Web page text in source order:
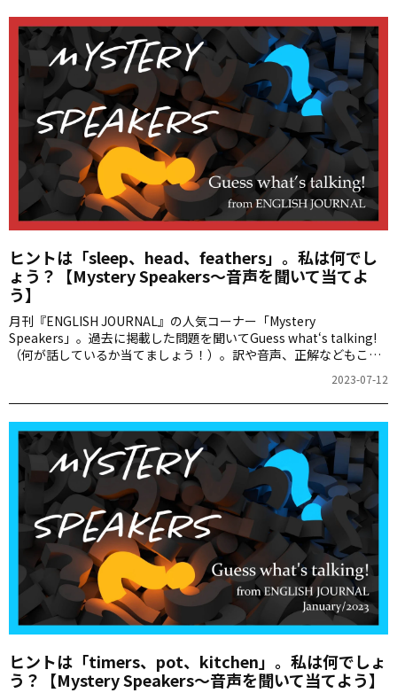
ヒントは「sleep、head、feathers」。私は何でし
ょう？【Mystery Speakers～音声を聞いて当てよ
う】
月刊『ENGLISH JOURNAL』の人気コーナー「Mystery
Speakers」。過去に掲載した問題を聞いてGuess what‘s talking!
（何が話しているか当てましょう！）。訳や音声、正解などもこち
2023-07-12
ヒントは「timers、pot、kitchen」。私は何でしょ
う？【Mystery Speakers～音声を聞いて当てよう】